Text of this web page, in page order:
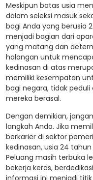
Meskipun batas usia
dalam seleksi masuk
bagi Anda yang berusia
menjadi bagian dari
yang matang dan
halangan untuk
kedinasan di atas
memiliki kesempatan
bagi negara, tidak
mereka berasal.
Dengan demikian,
langkah Anda. Jika
berkarier di sektor
kedinasan, usia 24
Peluang masih terbuka
bekerja keras,
informasi ini menjadi